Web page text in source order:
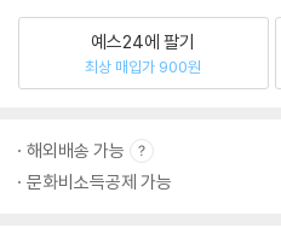
예스24에 팔기
최상 매입가 900원
해외배송 가능
문화비소득공제 가능